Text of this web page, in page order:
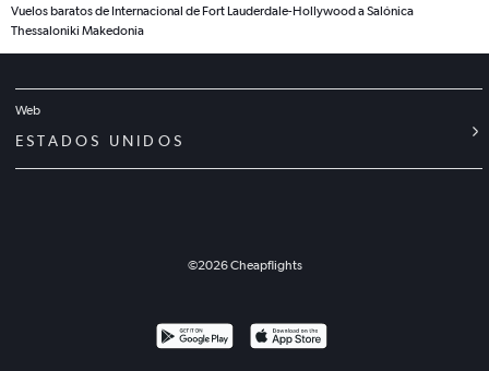
Vuelos baratos de Internacional de Fort Lauderdale-Hollywood a Salónica
Thessaloniki Makedonia
Web
ESTADOS UNIDOS
©2026Cheapflights